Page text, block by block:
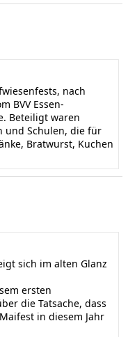
nach
BVV Essen-
Beteiligt waren
und Schulen, die für
Bratwurst, Kuchen
sich im alten Glanz
ersten
die Tatsache, dass
in diesem Jahr